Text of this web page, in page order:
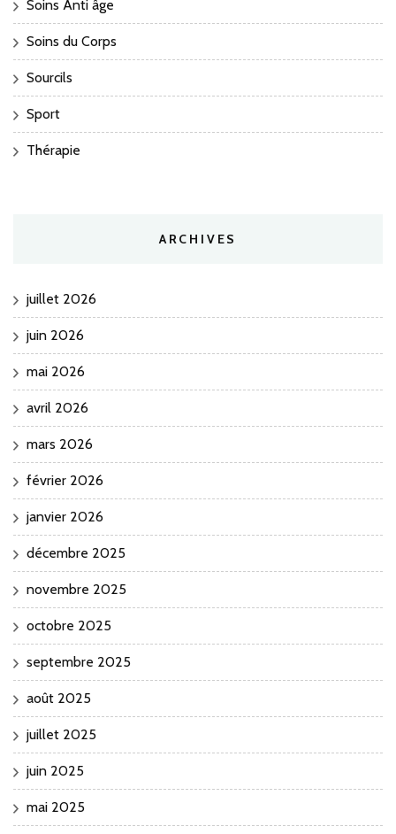
Soins Anti âge
Soins du Corps
Sourcils
Sport
Thérapie
ARCHIVES
juillet 2026
juin 2026
mai 2026
avril 2026
mars 2026
février 2026
janvier 2026
décembre 2025
novembre 2025
octobre 2025
septembre 2025
août 2025
juillet 2025
juin 2025
mai 2025